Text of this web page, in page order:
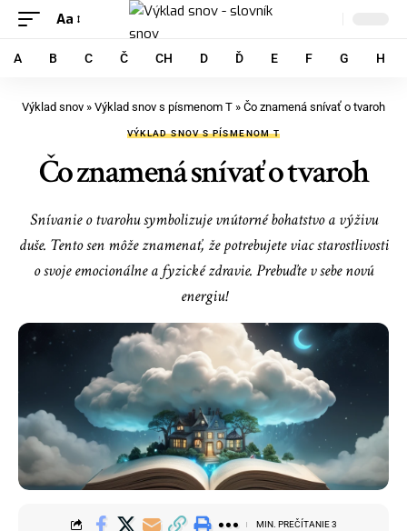
Aa
A B C Č CH D Ď E F G H
Výklad snov » Výklad snov s písmenom T » Čo znamená snívať o tvaroh
VÝKLAD SNOV S PÍSMENOM T
Čo znamená snívať o tvaroh
Snívanie o tvarohu symbolizuje vnútorné bohatstvo a výživu
duše. Tento sen môže znamenať, že potrebujete viac starostlivosti
o svoje emocionálne a fyzické zdravie. Prebuďte v sebe novú
energiu!
MIN. PREČÍTANIE 3